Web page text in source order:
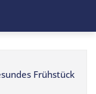
Frühstück